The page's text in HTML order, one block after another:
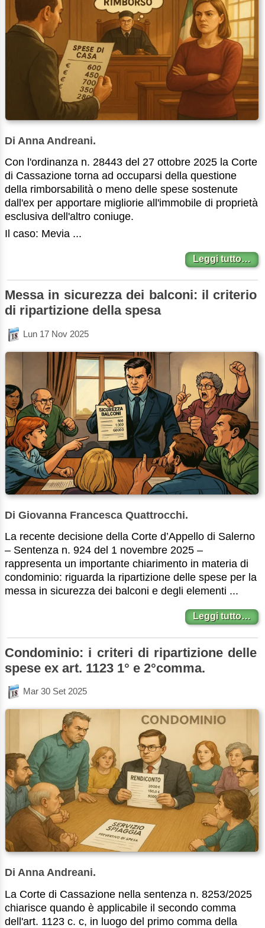
Di Anna Andreani.
Con l'ordinanza n. 28443 del 27 ottobre 2025 la Corte
di Cassazione torna ad occuparsi della questione
della rimborsabilità o meno delle spese sostenute
dall'ex per apportare migliorie all'immobile di proprietà
esclusiva dell'altro coniuge.
Il caso: Mevia ...
Leggi tutto…
Messa in sicurezza dei balconi: il criterio
di ripartizione della spesa
Lun 17 Nov 2025
Di Giovanna Francesca Quattrocchi.
La recente decisione della Corte d’Appello di Salerno
– Sentenza n. 924 del 1 novembre 2025 –
rappresenta un importante chiarimento in materia di
condominio: riguarda la ripartizione delle spese per la
messa in sicurezza dei balconi e degli elementi ...
Leggi tutto…
Condominio: i criteri di ripartizione delle
spese ex art. 1123 1° e 2°comma.
Mar 30 Set 2025
Di Anna Andreani.
La Corte di Cassazione nella sentenza n. 8253/2025
chiarisce quando è applicabile il secondo comma
dell'art. 1123 c. c, in luogo del primo comma della